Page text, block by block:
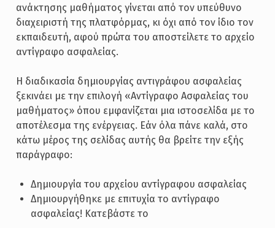
ανάκτησης μαθήματος γίνεται από τον υπεύθυνο
διαχειριστή της πλατφόρμας, κι όχι από τον ίδιο τον
εκπαιδευτή, αφού πρώτα του αποστείλετε το αρχείο
αντίγραφο ασφαλείας.
Η διαδικασία δημιουργίας αντιγράφου ασφαλείας
ξεκινάει με την επιλογή «Αντίγραφο Ασφαλείας του
μαθήματος» όπου εμφανίζεται μια ιστοσελίδα με το
αποτέλεσμα της ενέργειας. Εάν όλα πάνε καλά, στο
κάτω μέρος της σελίδας αυτής θα βρείτε την εξής
παράγραφο:
Δημιουργία του αρχείου αντίγραφου ασφαλείας
Δημιουργήθηκε με επιτυχία το αντίγραφο
ασφαλείας! Κατεβάστε το